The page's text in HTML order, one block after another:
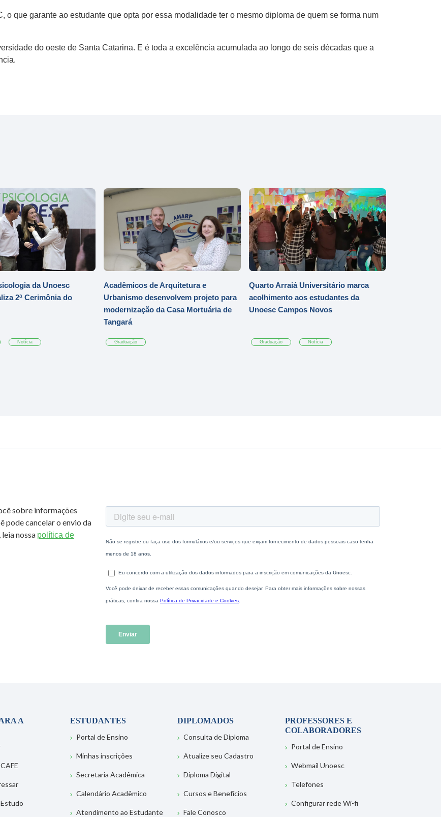
o que garante ao estudante que opta por essa modalidade ter o mesmo diploma de quem se forma num
do oeste de Santa Catarina. E é toda a excelência acumulada ao longo de seis décadas que a
da Unoesc
2ª Cerimônia do
Notícia
Acadêmicos de Arquitetura e
Urbanismo desenvolvem projeto para
modernização da Casa Mortuária de
Tangará
Graduação
Quarto Arraiá Universitário marca
acolhimento aos estudantes da
Unoesc Campos Novos
Graduação Notícia
sobre informações
pode cancelar o envio da
nossa política de
A
ESTUDANTES
Portal de Ensino
Minhas inscrições
Secretaria Acadêmica
Calendário Acadêmico
Atendimento ao Estudante
DIPLOMADOS
Consulta de Diploma
Atualize seu Cadastro
Diploma Digital
Cursos e Benefícios
Fale Conosco
PROFESSORES E
COLABORADORES
Portal de Ensino
Webmail Unoesc
Telefones
Configurar rede Wi-fi